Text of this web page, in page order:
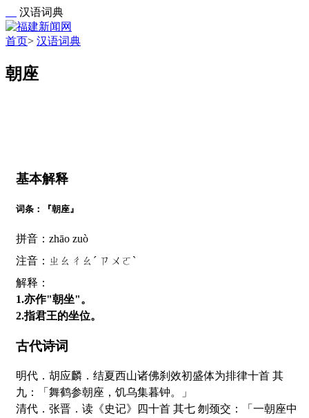
汉语词典
首页> 汉语词典
朝座
基本解释
词条：『朝座』
拼音：zhāo zuò
注音：ㄓㄠㄔㄠˊ ㄗㄨㄛˋ
解释：
1.亦作"朝坐"。
2.指君王的坐位。
古代诗词
明代．胡应麟．结夏西山诸佛刹效初盛体为排律十首 其
九：「舞鹤参朝座，饥乌集暮钟。」
清代．张晋．读《史记》四十首 其七 刎颈交：「一朝座中